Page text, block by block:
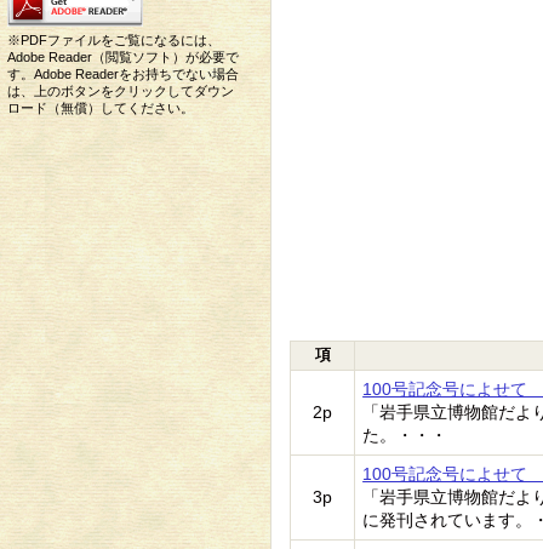
※PDFファイルをご覧になるには、
Adobe Reader（閲覧ソフト）が必要で
す。Adobe Readerをお持ちでない場合
は、上のボタンをクリックしてダウン
ロード（無償）してください。
項
2p
100号記念号によせて
「岩手県立博物館だ
た。・・・
3p
100号記念号によせて
「岩手県立博物館だ
に発刊されています。